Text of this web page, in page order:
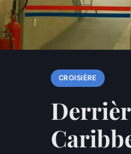
CROISIÈRE